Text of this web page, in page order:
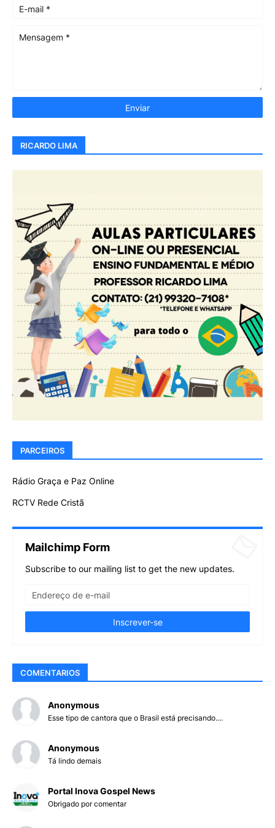
RICARDO LIMA
PARCEIROS
Rádio Graça e Paz Online
RCTV Rede Cristã
Mailchimp Form
Subscribe to our mailing list to get the new updates.
COMENTARIOS
Anonymous
Esse tipo de cantora que o Brasil está precisando....
Anonymous
Tá lindo demais
Portal Inova Gospel News
Obrigado por comentar